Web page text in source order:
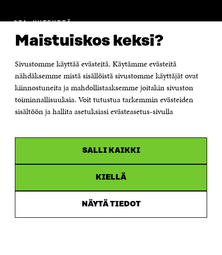
Maistuiskos keksi?
Sivustomme käyttää evästeitä. Käytämme evästeitä
nähdäksemme mistä sisällöistä sivustomme käyttäjät ovat
kiinnostuneita ja mahdollistaaksemme joitakin sivuston
toiminnallisuuksia. Voit tutustua tarkemmin evästeiden
sisältöön ja hallita asetuksiasi evästeasetus-sivulla
SALLI KAIKKI
KIELLÄ
NÄYTÄ TIEDOT
OTA YHTEYTTÄ
Itämerenkatu 11-13, PL 160,
00181 Helsinki
Puhelin +358 294 618 991
Sähköpostiosoite
Saapumisohjeet
Y-tunnus 0202132-3
ikkunassaInstagram